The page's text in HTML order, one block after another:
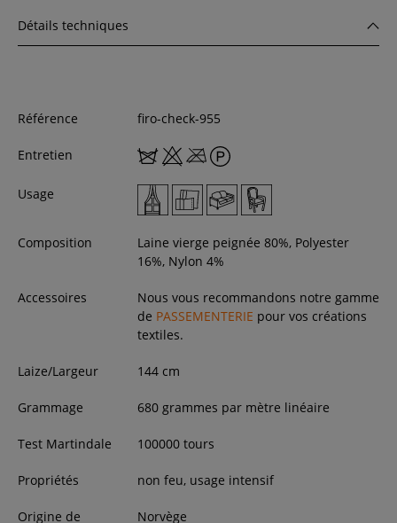
Détails techniques
Référence firo-check-955
Entretien
Usage
Composition
Laine vierge peignée 80%, Polyester
16%, Nylon 4%
Accessoires
Nous vous recommandons notre gamme
de PASSEMENTERIE pour vos créations
textiles.
Laize/Largeur 144 cm
Grammage 680 grammes par mètre linéaire
Test Martindale 100000 tours
Propriétés non feu, usage intensif
Origine de
Norvège